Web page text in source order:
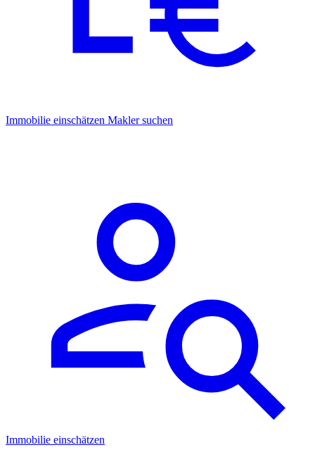
Immobilie einschätzen Makler suchen
Immobilie einschätzen